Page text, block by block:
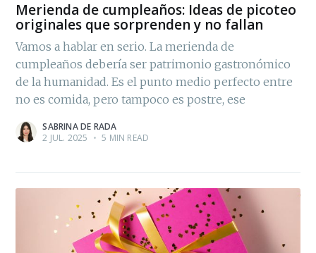
Merienda de cumpleaños: Ideas de picoteo
originales que sorprenden y no fallan
Vamos a hablar en serio. La merienda de
cumpleaños debería ser patrimonio gastronómico
de la humanidad. Es el punto medio perfecto entre
no es comida, pero tampoco es postre, ese
SABRINA DE RADA
2 JUL. 2025 • 5 MIN READ